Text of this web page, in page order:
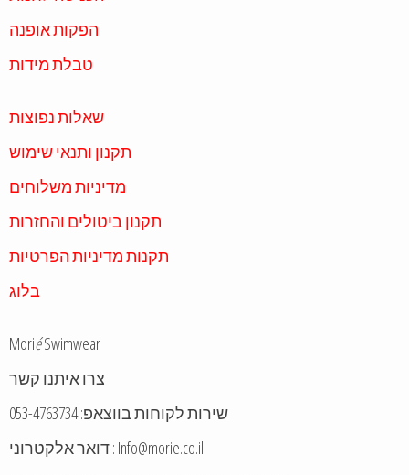
הפקות אופנה
טבלת מידות
שאלות נפוצות
תקנון ותנאי שימוש
מדיניות משלוחים
תקנון ביטולים והחזרות
תקנות מדיניות הפרטיות
בלוג
MoriéSwimwear
דואר אלקטרוני : Info@morie.co.il